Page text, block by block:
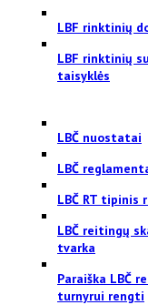
LBF rinktinių
LBF rinktinių
taisyklės
LBČ nuostatai
LBČ
LBČ RT tipinis
LBČ reitingų
tvarka
Paraiška LBČ
turnyrui rengti